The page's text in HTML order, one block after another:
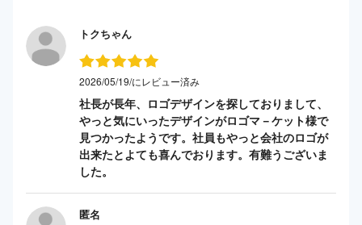
トクちゃん
2026/05/19/にレビュー済み
社長が長年、ロゴデザインを探しておりまして、
やっと気にいったデザインがロゴマ－ケット様で
見つかったようです。社員もやっと会社のロゴが
出来たとよても喜んでおります。有難うございま
した。
匿名